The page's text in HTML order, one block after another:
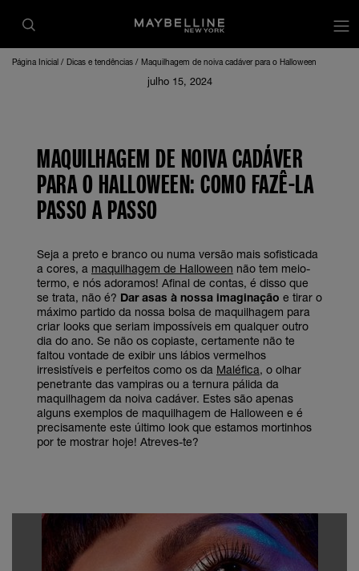
Página Inicial Dicas e tendências Maquilhagem de noiva cadáver para o Halloween
julho 15, 2024
MAQUILHAGEM DE NOIVA CADÁVER
PARA O HALLOWEEN: COMO FAZÊ-LA
PASSO A PASSO
Seja a preto e branco ou numa versão mais sofisticada
a cores, a maquilhagem de Halloween não tem meio-
termo, e nós adoramos! Afinal de contas, é disso que
se trata, não é? Dar asas à nossa imaginação e tirar o
máximo partido da nossa bolsa de maquilhagem para
criar looks que seriam impossíveis em qualquer outro
dia do ano. Se não os copiaste, certamente não te
faltou vontade de exibir uns lábios vermelhos
irresistíveis e perfeitos como os da Maléfica, o olhar
penetrante das vampiras ou a ternura pálida da
maquilhagem da noiva cadáver. Estes são apenas
alguns exemplos de maquilhagem de Halloween e é
precisamente este último look que estamos mortinhos
por te mostrar hoje! Atreves-te?